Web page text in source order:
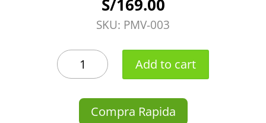
S/169.00
SKU: PMV-003
BOX
LILA
Add to cart
Compra Rapida